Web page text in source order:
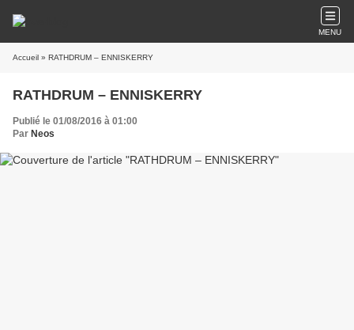
MENU
Accueil » RATHDRUM – ENNISKERRY
RATHDRUM – ENNISKERRY
Publié le 01/08/2016 à 01:00
Par Neos